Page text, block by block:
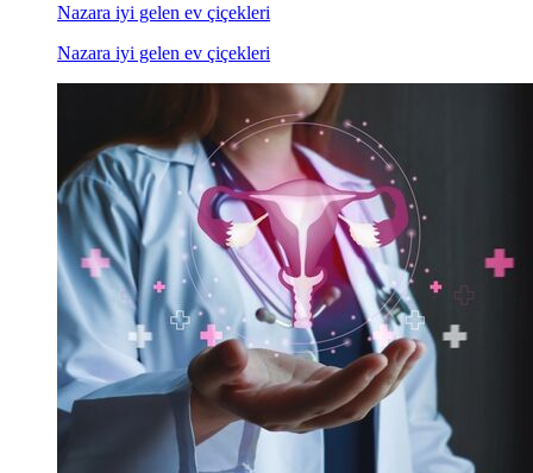
Nazara iyi gelen ev çiçekleri
Nazara iyi gelen ev çiçekleri